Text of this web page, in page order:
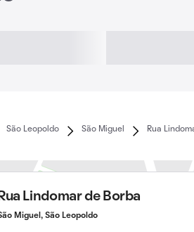
São Leopoldo São Miguel Rua
Rua Lindomar de Borba
Miguel, São Leopoldo